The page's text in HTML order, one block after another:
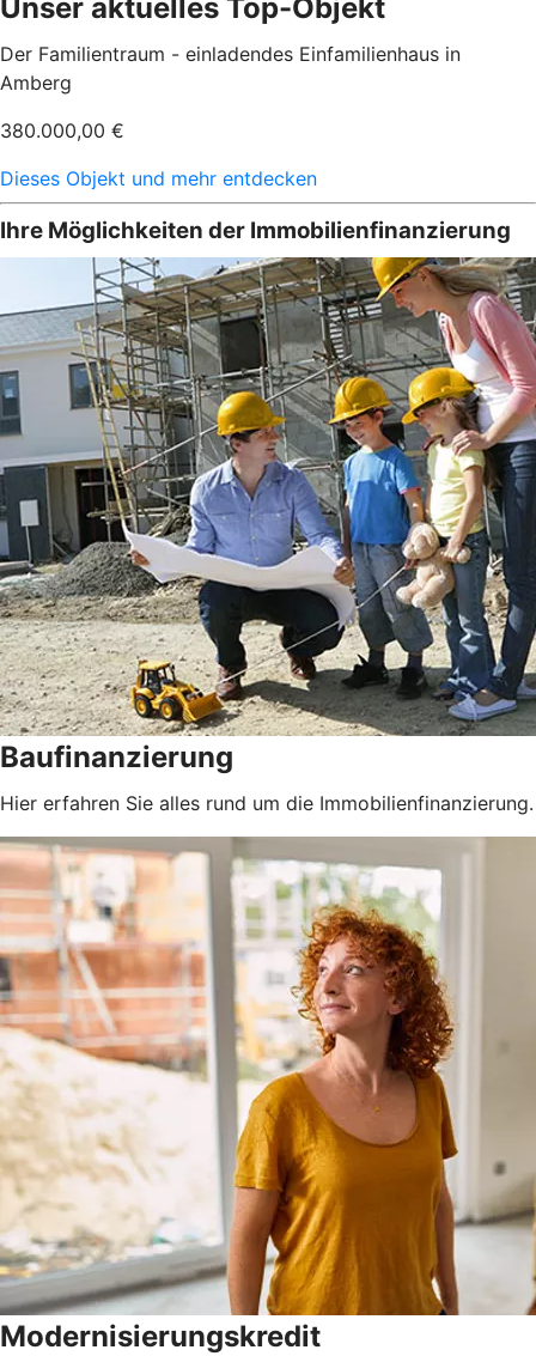
Unser aktuelles Top-Objekt
Der Familientraum - einladendes Einfamilienhaus in
Amberg
380.000,00 €
Dieses Objekt und mehr entdecken
Ihre Möglichkeiten der Immobilienfinanzierung
Baufinanzierung
Hier erfahren Sie alles rund um die Immobilienfinanzierung.
Modernisierungskredit